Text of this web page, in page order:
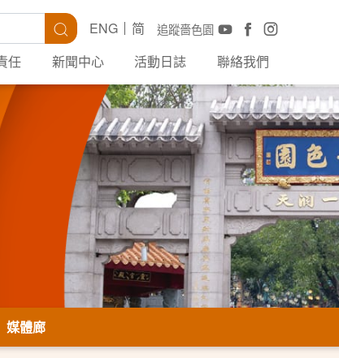
搜尋 追蹤嗇色園
ENG
简
任 新聞中心 活動日誌 聯絡我們
媒體廊